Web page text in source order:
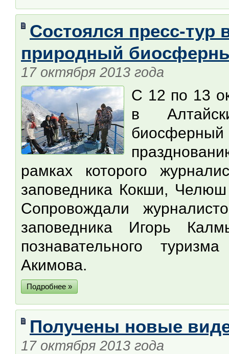
Состоялся пресс-тур
природный
17 октября 2013 года
С 12 по 13
в
рамках которого
заповедника Кокши,
Сопровождали
заповедника Игорь
познавательного
Акимова.
Подробнее »
Получены новые
17 октября 2013 года